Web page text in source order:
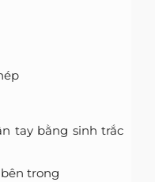
tay bằng sinh trắc
trong